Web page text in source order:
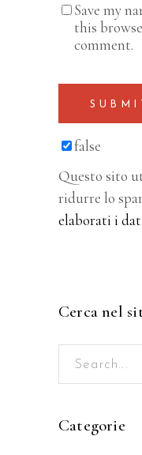
Save my
this
comment.
false
Questo sito
ridurre lo
elaborati i
Cerca nel
Search
Categorie